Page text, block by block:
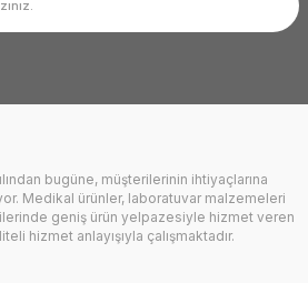
olmalı.
Gönder
bugüne, müşterilerinin ihtiyaçlarına
Medikal ürünler, laboratuvar malzemeleri
geniş ürün yelpazesiyle hizmet veren
hizmet anlayışıyla çalışmaktadır.